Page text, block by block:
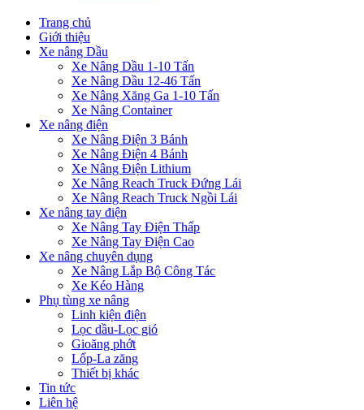
Trang chủ
Giới thiệu
Xe nâng Dầu
Xe Nâng Dầu 1-10 Tấn
Xe Nâng Dầu 12-46 Tấn
Xe Nâng Xăng Ga 1-10 Tấn
Xe Nâng Container
Xe nâng điện
Xe Nâng Điện 3 Bánh
Xe Nâng Điện 4 Bánh
Xe Nâng Điện Lithium
Xe Nâng Reach Truck Đứng Lái
Xe Nâng Reach Truck Ngồi Lái
Xe nâng tay điện
Xe Nâng Tay Điện Thấp
Xe Nâng Tay Điện Cao
Xe nâng chuyên dụng
Xe Nâng Lắp Bộ Công Tác
Xe Kéo Hàng
Phụ tùng xe nâng
Linh kiện điện
Lọc dầu-Lọc gió
Gioăng phớt
Lốp-La zăng
Thiết bị khác
Tin tức
Liên hệ